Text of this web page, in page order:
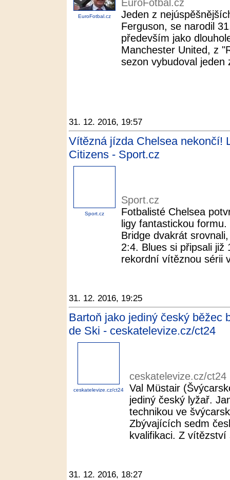
EuroFotbal.cz
EuroFotbal.cz
Jeden z
Ferguson, se narodil
především jako
Manchester United, z
sezon vybudoval
31. 12. 2016, 19:57
Vítězná jízda Chelsea nekončí!
Citizens - Sport.cz
Sport.cz
Sport.cz
Fotbalisté Chelsea
ligy fantastickou
Bridge dvakrát
2:4. Blues si připsali již
rekordní vítěznou sérii
31. 12. 2016, 19:25
Bartoň jako jediný český běžec
de Ski - ceskatelevize.cz/ct24
ceskatelevize.cz/ct24
ceskatelevize.cz/ct24
Val Müstair
jediný český lyžař.
technikou ve
Zbývajících sedm
kvalifikaci. Z
31. 12. 2016, 18:27